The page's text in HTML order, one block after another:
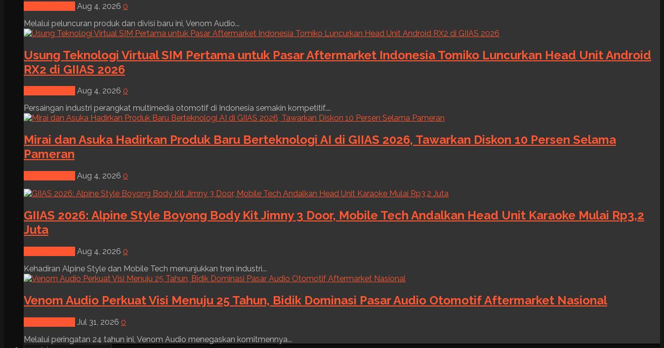
Aug 4, 2026 0
Melalui peluncuran produk dan divisi baru ini, Venom Audio...
Usung Teknologi Virtual SIM Pertama untuk Pasar Aftermarket Indonesia Tomiko Luncurkan Head Unit Android
RX2 di GIIAS 2026
Aug 4, 2026 0
Persaingan industri perangkat multimedia otomotif di Indonesia semakin kompetitif....
Mirai dan Asuka Hadirkan Produk Baru Berteknologi AI di GIIAS 2026, Tawarkan Diskon 10 Persen Selama
Pameran
Aug 4, 2026 0
GIIAS 2026: Alpine Style Boyong Body Kit Jimny 3 Door, Mobile Tech Andalkan Head Unit Karaoke Mulai Rp3,2
Juta
Aug 4, 2026 0
Kehadiran Alpine Style dan Mobile Tech menunjukkan tren industri...
Venom Audio Perkuat Visi Menuju 25 Tahun, Bidik Dominasi Pasar Audio Otomotif Aftermarket Nasional
Jul 31, 2026 0
Melalui peringatan 24 tahun ini, Venom Audio menegaskan komitmennya...